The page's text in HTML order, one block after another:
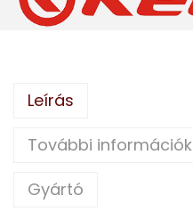
Leírás
További információk
Gyártó